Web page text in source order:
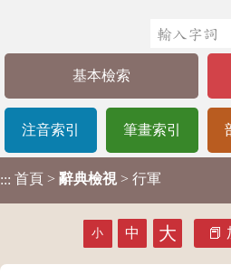
基本檢索
注音索引 筆畫索引
::: 首頁 > 辭典檢視 > 行軍
小 中 大